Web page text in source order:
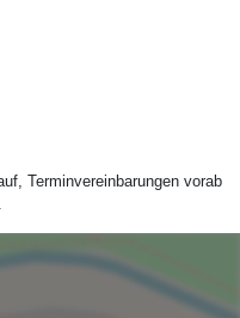
Terminvereinbarungen vorab